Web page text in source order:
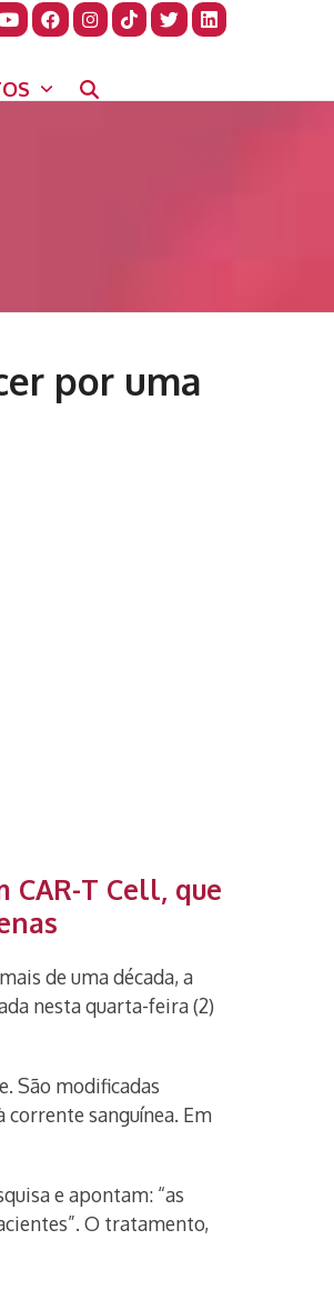
por uma
T Cell, que
de uma década, a
nesta quarta-feira (2)
São modificadas
sanguínea. Em
e apontam: “as
O tratamento,